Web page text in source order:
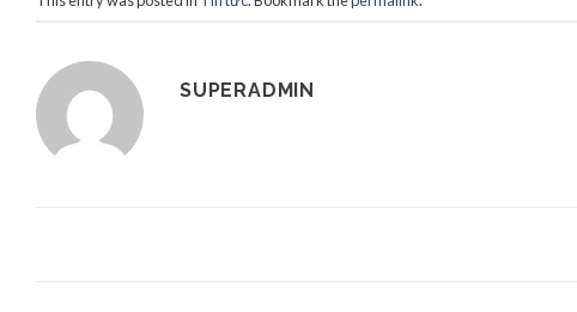
SUPERADMIN